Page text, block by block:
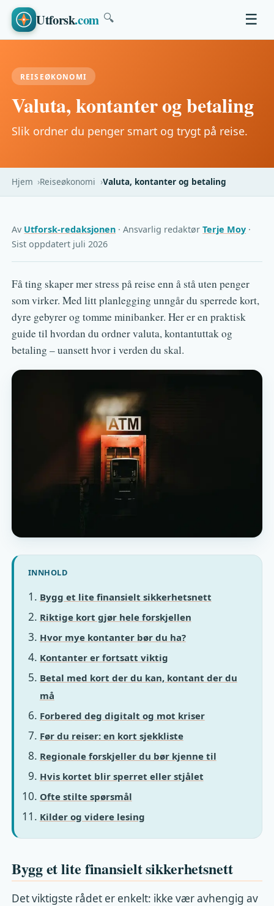
Utforsk.com 🔍 ☰
REISEØKONOMI
Valuta, kontanter og betaling
Slik ordner du penger smart og trygt på reise.
Hjem Reiseøkonomi Valuta, kontanter og betaling
Av Utforsk-redaksjonen · Ansvarlig redaktørTerje Moy ·
Sist oppdatert juli 2026
Få ting skaper mer stress på reise enn å stå uten penger
som virker. Med litt planlegging unngår du sperrede kort,
dyre gebyrer og tomme minibanker. Her er en praktisk
guide til hvordan du ordner valuta, kontantuttak og
betaling – uansett hvor i verden du skal.
INNHOLD
Bygg et lite finansielt sikkerhetsnett
Riktige kort gjør hele forskjellen
Hvor mye kontanter bør du ha?
Kontanter er fortsatt viktig
Betal med kort der du kan, kontant der du
må
Forbered deg digitalt og mot kriser
Før du reiser: en kort sjekkliste
Regionale forskjeller du bør kjenne til
Hvis kortet blir sperret eller stjålet
Ofte stilte spørsmål
Kilder og videre lesing
Bygg et lite finansielt sikkerhetsnett
Det viktigste rådet er enkelt: ikke vær avhengig av